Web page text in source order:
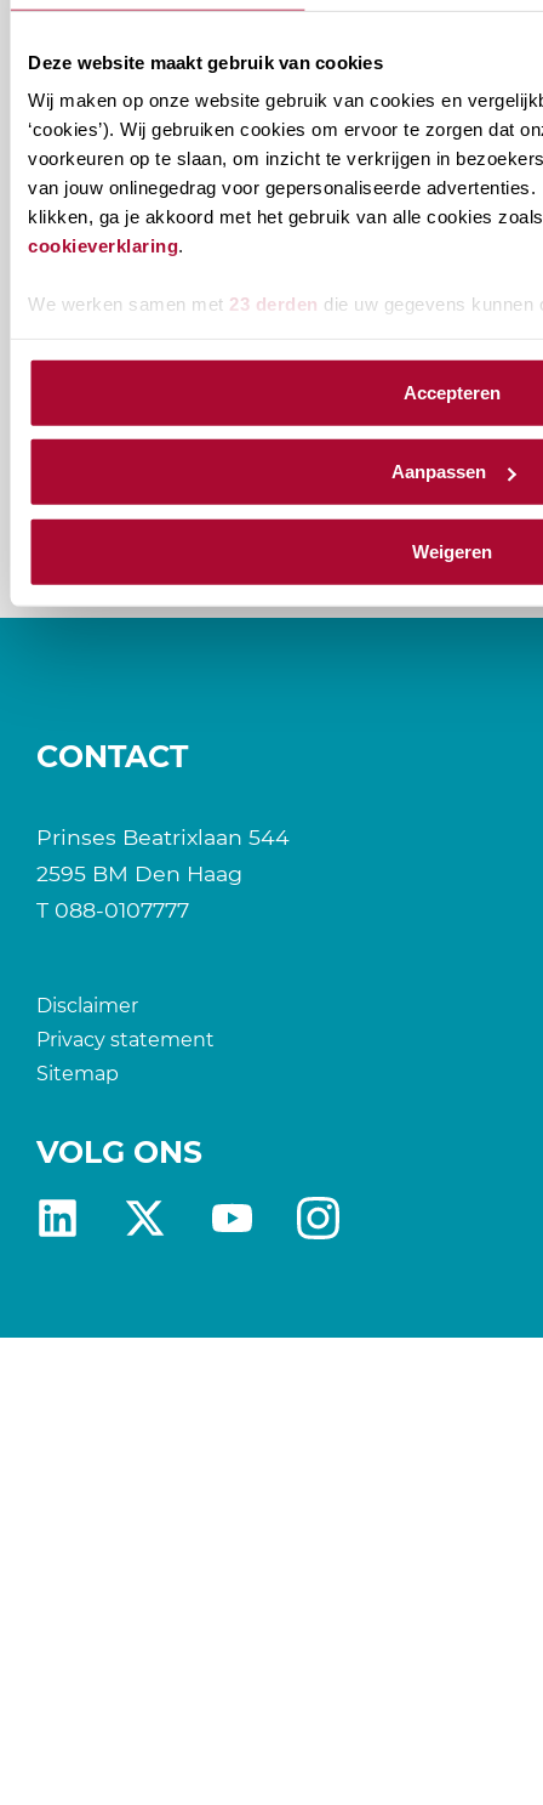
Deze website maakt gebruik van cookies
Wij maken op onze website gebruik van cookies en
‘cookies’). Wij gebruiken cookies om ervoor te zorgen dat
voorkeuren op te slaan, om inzicht te verkrijgen in
van jouw onlinegedrag voor gepersonaliseerde advertenties.
klikken, ga je akkoord met het gebruik van alle cookies
cookieverklaring.
We werken samen met 23 derden die uw gegevens kunnen
Accepteren
Aanpassen
Weigeren
ons onderwijsaanbod? Schrijf je in! Ben je al lid
van het RB? Geef dan in je profiel op Mijn RB
aan welke nieuwsbrieven je wil ontvangen.
E-mailadres*
naam@bedrijf.nl
Welke
nieuwsbrieven
willen
Permanente Educatie nieuwsbrief
Verenigingsnieuws
CONTACT
Prinses Beatrixlaan 544
2595 BM Den Haag
T 088-0107777
Disclaimer
Privacy statement
Sitemap
VOLG ONS